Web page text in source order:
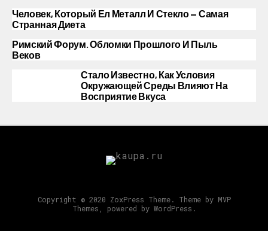
Человек, Который Ел Металл И Стекло — Самая
Странная Диета
Римский Форум. Обломки Прошлого И Пыль
Веков
Стало Известно, Как Условия
Окружающей Среды Влияют На
Восприятие Вкуса
Copyright © 2020 ZoxPress Theme. Theme by MVP
Themes, powered by WordPress.